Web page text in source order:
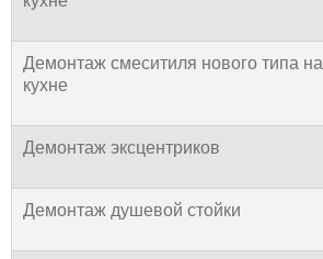
Демонтаж смеситиля нового типа на
кухне
Демонтаж эксцентриков
Демонтаж душевой стойки